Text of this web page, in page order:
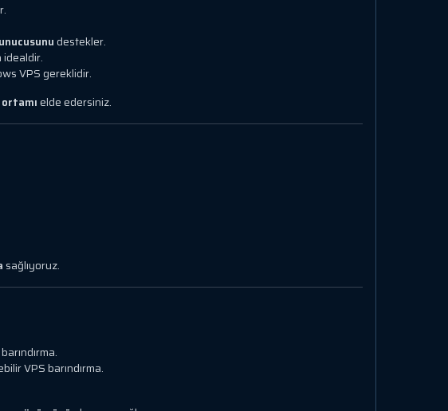
destekler.
idealdir.
VPS gereklidir.
elde edersiniz.
sağlıyoruz.
VPS barındırma.